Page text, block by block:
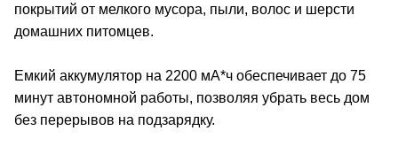
покрытий от мелкого мусора, пыли, волос и шерсти
домашних питомцев.
Емкий аккумулятор на 2200 мА*ч обеспечивает до 75
минут автономной работы, позволяя убрать весь дом
без перерывов на подзарядку.